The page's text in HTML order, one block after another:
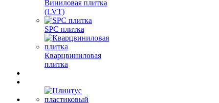
Виниловая плитка
(LVT)
SPC плитка
Кварцвиниловая
плитка